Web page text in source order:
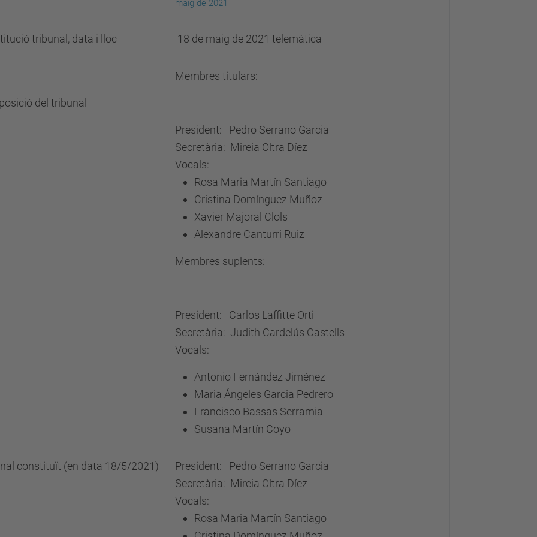
maig de 2021
tribunal, data i lloc 18 de maig de 2021 telemàtica
del tribunal
Membres titulars:
President: Pedro Serrano Garcia
Secretària: Mireia Oltra Díez
Vocals:
Rosa Maria Martín Santiago
Cristina Domínguez Muñoz
Xavier Majoral Clols
Alexandre Canturri Ruiz
Membres suplents:
President: Carlos Laffitte Orti
Secretària: Judith Cardelús Castells
Vocals:
Antonio Fernández Jiménez
Maria Ángeles Garcia Pedrero
Francisco Bassas Serramia
Susana Martín Coyo
constituït (en data 18/5/2021)
President: Pedro Serrano Garcia
Secretària: Mireia Oltra Díez
Vocals:
Rosa Maria Martín Santiago